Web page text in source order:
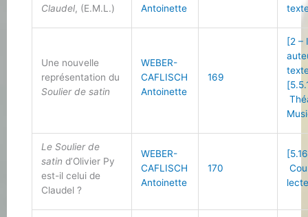
Claudel, (E.M.L.) Antoinette
Une nouvelle
représentation du
Soulier de satin
WEBER-
CAFLISCH
Antoinette
169
[2 –
Le Soulier de
satind’Olivier Py
est-il celui de
Claudel ?
WEBER-
CAFLISCH
Antoinette
170